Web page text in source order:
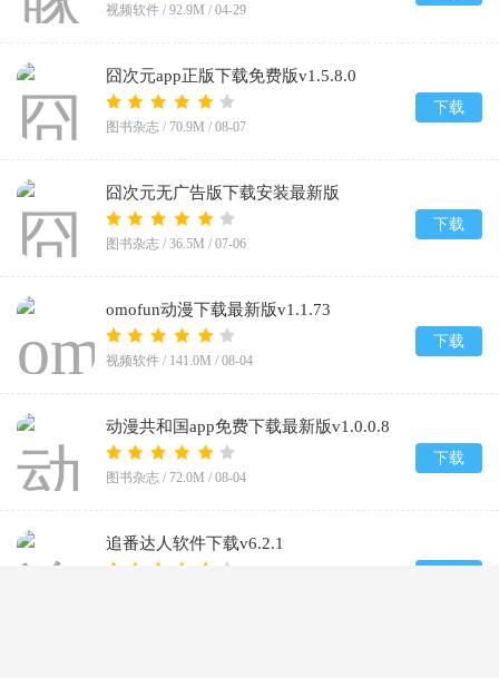
视频软件 / 92.9M / 04-29
囧次元app正版下载免费版v1.5.8.0
图书杂志 / 70.9M / 08-07
下载
囧次元无广告版下载安装最新版
2026v1.5.8.0
图书杂志 / 36.5M / 07-06
下载
omofun动漫下载最新版v1.1.73
视频软件 / 141.0M / 08-04
下载
动漫共和国app免费下载最新版v1.0.0.8
图书杂志 / 72.0M / 08-04
下载
追番达人软件下载v6.2.1